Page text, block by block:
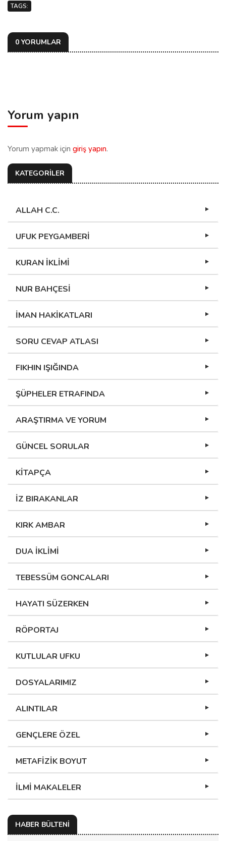
TAGS:
0 YORUMLAR
Yorum yapın
Yorum yapmak için giriş yapın.
KATEGORİLER
ALLAH C.C.
UFUK PEYGAMBERİ
KURAN İKLİMİ
NUR BAHÇESİ
İMAN HAKİKATLARI
SORU CEVAP ATLASI
FIKHIN IŞIĞINDA
ŞÜPHELER ETRAFINDA
ARAŞTIRMA VE YORUM
GÜNCEL SORULAR
KİTAPÇA
İZ BIRAKANLAR
KIRK AMBAR
DUA İKLİMİ
TEBESSÜM GONCALARI
HAYATI SÜZERKEN
RÖPORTAJ
KUTLULAR UFKU
DOSYALARIMIZ
ALINTILAR
GENÇLERE ÖZEL
METAFİZİK BOYUT
İLMİ MAKALELER
HABER BÜLTENİ